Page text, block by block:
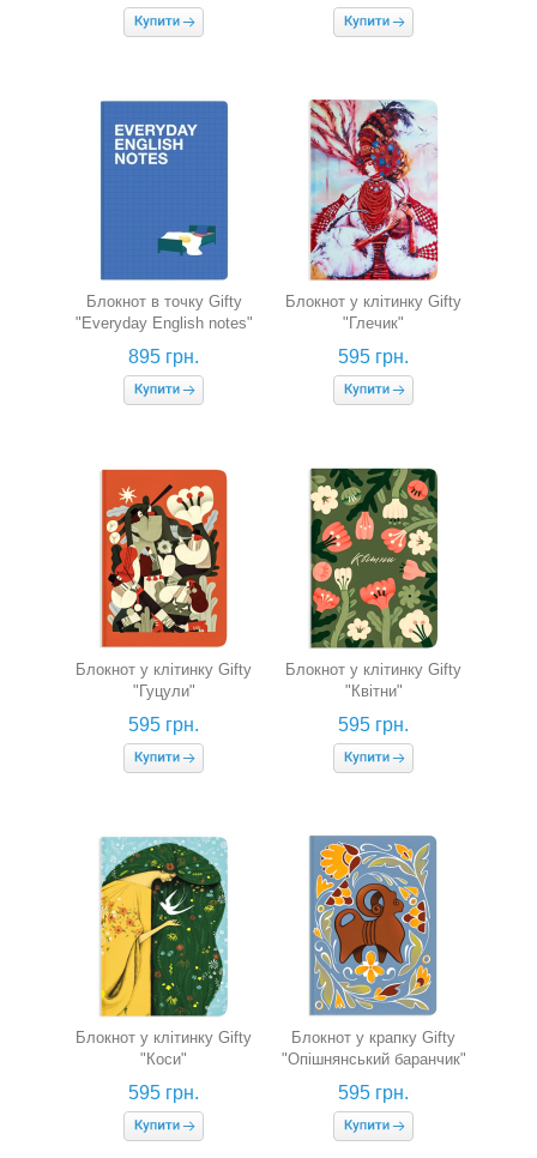
Блокнот в точку Gifty
"Everyday English notes"
895 грн.
Блокнот у клітинку Gifty
"Глечик"
595 грн.
Блокнот у клітинку Gifty
"Гуцули"
595 грн.
Блокнот у клітинку Gifty
"Квітни"
595 грн.
Блокнот у клітинку Gifty
"Коси"
595 грн.
Блокнот у крапку Gifty
"Опішнянський баранчик"
595 грн.